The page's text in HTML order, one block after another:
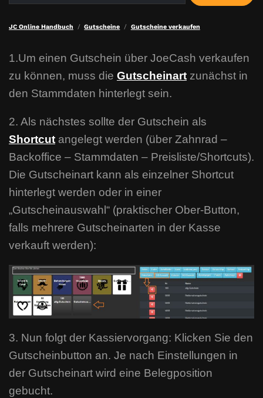
JC Online Handbuch Gutscheine Gutscheine verkaufen
1.Um einen Gutschein über JoeCash verkaufen
zu können, muss die Gutscheinart zunächst in
den Stammdaten hinterlegt sein.
2. Als nächstes sollte der Gutschein als
Shortcut angelegt werden (über Zahnrad –
Backoffice – Stammdaten – Preisliste/Shortcuts).
Die Gutscheinart kann als einzelner Shortcut
hinterlegt werden oder in einer
„Gutscheinauswahl“ (praktischer Ober-Button,
falls mehrere Gutscheinarten in der Kasse
verkauft werden):
3. Nun folgt der Kassiervorgang: Klicken Sie den
Gutscheinbutton an. Je nach Einstellungen in
der Gutscheinart wird eine Belegposition
gebucht.